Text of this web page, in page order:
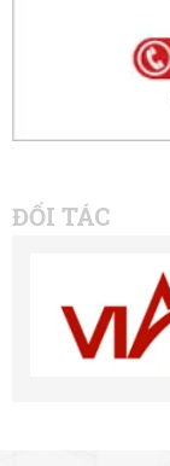
ĐỐI TÁC